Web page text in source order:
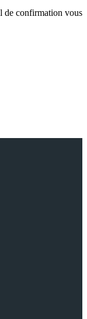
de confirmation vous